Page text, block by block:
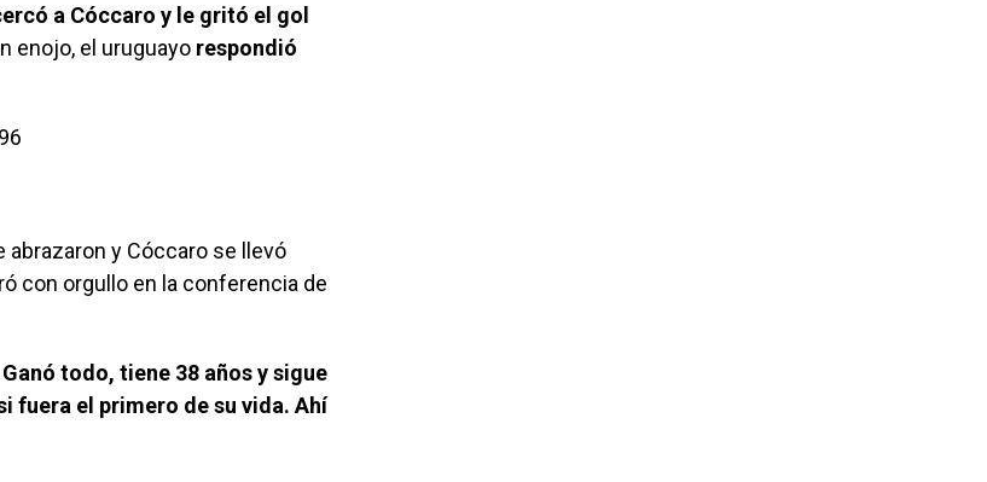
a Cóccaro y le gritó el gol
enojo, el uruguayo respondió
abrazaron y Cóccaro se llevó
con orgullo en la conferencia de
todo, tiene 38 años y sigue
fuera el primero de su vida. Ahí